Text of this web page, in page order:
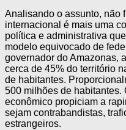
Analisando o assunto, não
internacional é mais uma
política e administrativa
modelo equivocado de
governador do Amazonas,
cerca de 45% do território
de habitantes.
500 milhões de habitantes.
econômico propiciam a
sejam contrabandistas,
estrangeiros.